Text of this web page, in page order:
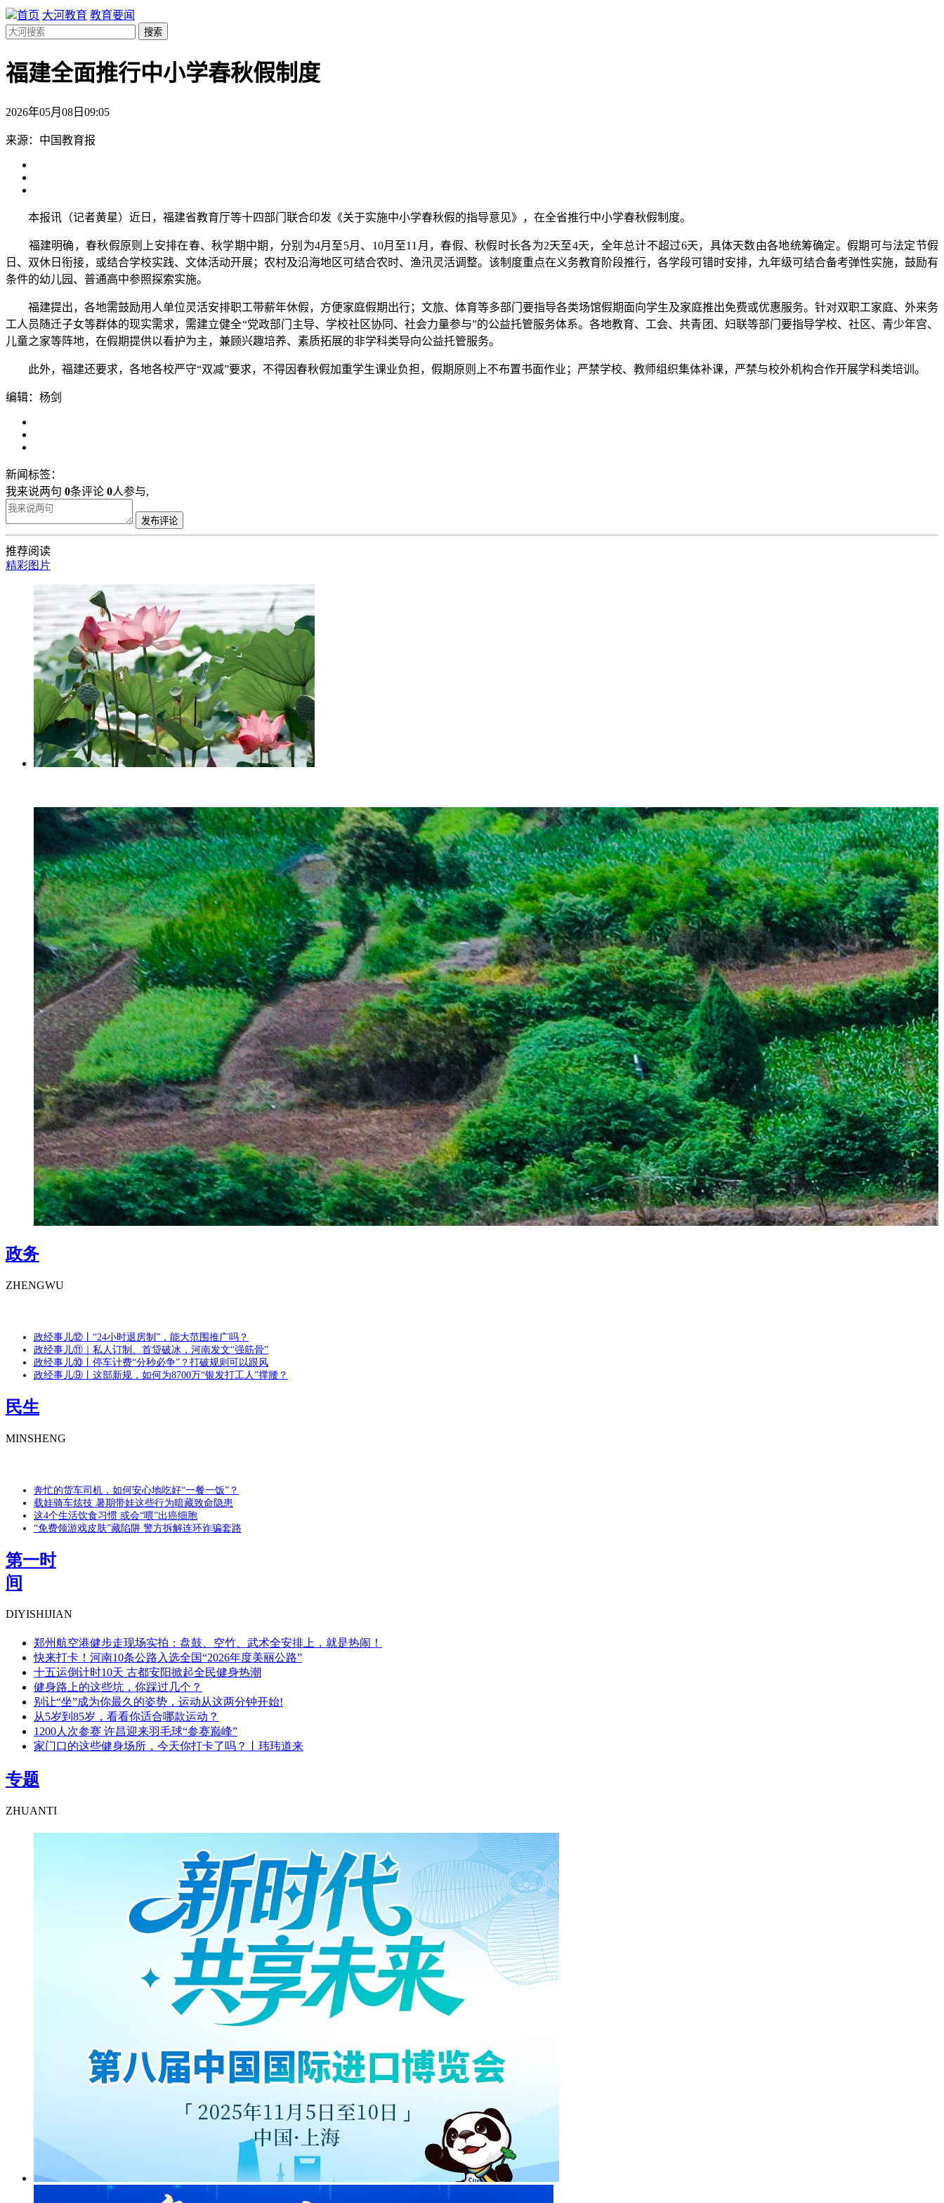
首页 大河教育 教育要闻
搜索
福建全面推行中小学春秋假制度
2026年05月08日09:05
来源：中国教育报
本报讯（记者黄星）近日，福建省教育厅等十四部门联合印发《关于实施中小学春秋假的指导意见》，在全省推行中小学春秋假制度。
福建明确，春秋假原则上安排在春、秋学期中期，分别为4月至5月、10月至11月，春假、秋假时长各为2天至4天，全年总计不超过6天，具体天数由各地统筹确定。假期可与法定节假
日、双休日衔接，或结合学校实践、文体活动开展；农村及沿海地区可结合农时、渔汛灵活调整。该制度重点在义务教育阶段推行，各学段可错时安排，九年级可结合备考弹性实施，鼓励有
条件的幼儿园、普通高中参照探索实施。
福建提出，各地需鼓励用人单位灵活安排职工带薪年休假，方便家庭假期出行；文旅、体育等多部门要指导各类场馆假期面向学生及家庭推出免费或优惠服务。针对双职工家庭、外来务
工人员随迁子女等群体的现实需求，需建立健全“党政部门主导、学校社区协同、社会力量参与”的公益托管服务体系。各地教育、工会、共青团、妇联等部门要指导学校、社区、青少年宫、
儿童之家等阵地，在假期提供以看护为主，兼顾兴趣培养、素质拓展的非学科类导向公益托管服务。
此外，福建还要求，各地各校严守“双减”要求，不得因春秋假加重学生课业负担，假期原则上不布置书面作业；严禁学校、教师组织集体补课，严禁与校外机构合作开展学科类培训。
编辑：杨剑
新闻标签：
我来说两句 0条评论 0人参与,
发布评论
推荐阅读